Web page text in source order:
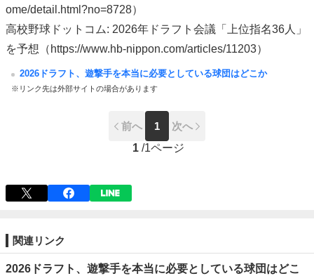
ome/detail.html?no=8728）
高校野球ドットコム: 2026年ドラフト会議「上位指名36人」
を予想（https://www.hb-nippon.com/articles/11203）
2026ドラフト、遊撃手を本当に必要としている球団はどこか
※リンク先は外部サイトの場合があります
前へ 1
次へ
1 /1ページ
関連リンク
2026ドラフト、遊撃手を本当に必要としている球団はどこ